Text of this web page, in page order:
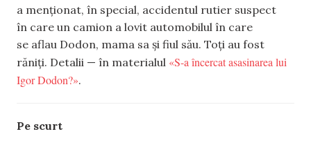
a menționat, în special, accidentul rutier suspect
în care un camion a lovit automobilul în care
se aflau Dodon, mama sa și fiul său. Toți au fost
răniți. Detalii — în materialul «S-a încercat asasinarea lui
Igor Dodon?».
Pe scurt